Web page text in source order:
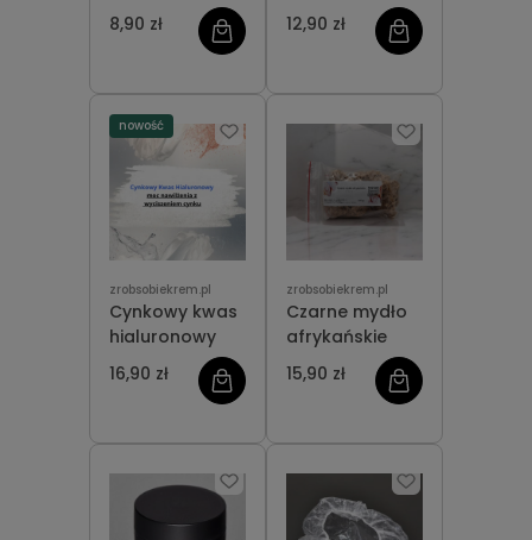
8,90 zł
12,90 zł
zrobsobiekrem.pl
Cynkowy kwas
hialuronowy
16,90 zł
nowość
zrobsobiekrem.pl
Czarne mydło
afrykańskie
15,90 zł